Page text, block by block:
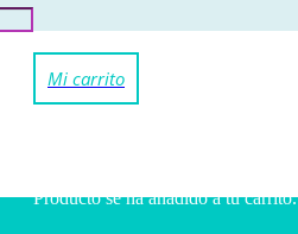
Productose ha añadido a tu carrito.